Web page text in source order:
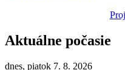
Aktuálne počasie
dnes, piatok 7. 8. 2026